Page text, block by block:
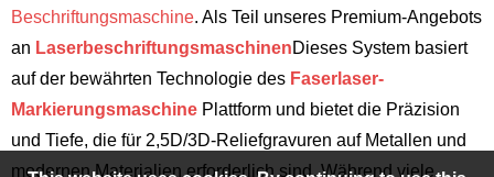
Beschriftungsmaschine. Als Teil unseres Premium-Angebots
an LaserbeschriftungsmaschinenDieses System basiert
auf der bewährten Technologie des Faserlaser-
Markierungsmaschine Plattform und bietet die Präzision
und Tiefe, die für 2,5D/3D-Reliefgravuren auf Metallen und
modernen Materialien erforderlich sind. Während viele